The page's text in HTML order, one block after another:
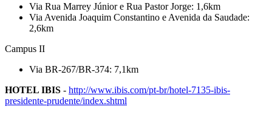
Via Rua Marrey Júnior e Rua Pastor Jorge: 1,6km
Via Avenida Joaquim Constantino e Avenida da Saudade:
2,6km
Campus II
Via BR-267/BR-374: 7,1km
HOTEL IBIS - http://www.ibis.com/pt-br/hotel-7135-ibis-
presidente-prudente/index.shtml